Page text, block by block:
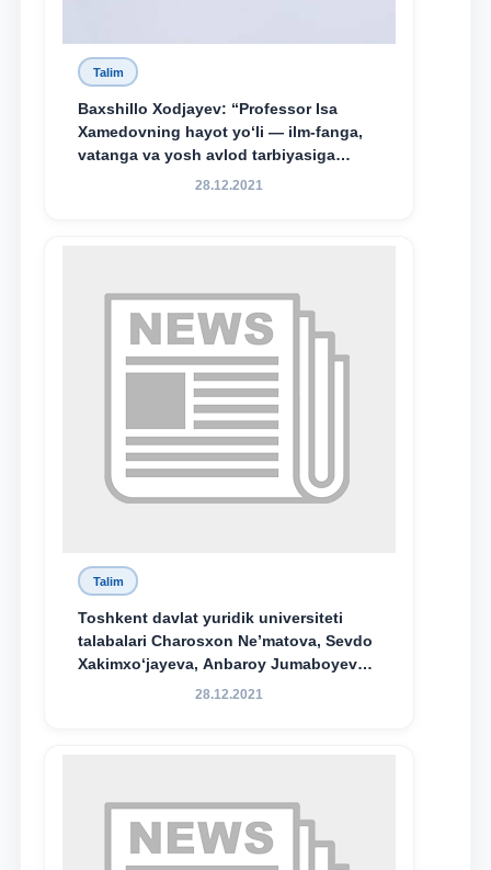
Talim
Baxshillo Xodjayev: “Professor Isa
Xamedovning hayot yo‘li — ilm-fanga,
vatanga va yosh avlod tarbiyasiga
sodiqlikning oliy namunasidir”.
28.12.2021
Talim
Toshkent davlat yuridik universiteti
talabalari Charosxon Ne’matova, Sevdo
Xakimxo‘jayeva, Anbaroy Jumaboyeva
hamda TDYU qoshidagi M.S.Vosiqova
bo‘ldi.
28.12.2021